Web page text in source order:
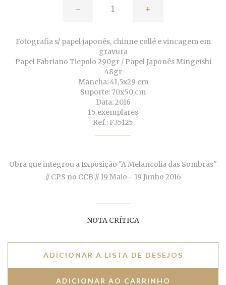
- +
Fotografia s/ papel japonês, chinne collé e vincagem em
gravura
Papel Fabriano Tiepolo 290gr / Papel Japonês Mingeishi
48gr
Mancha: 41,5x29 cm
Suporte: 70x50 cm
Data: 2016
15 exemplares
Ref.: F35125
Obra que integrou a Exposição "A Melancolia das Sombras"
// CPS no CCB // 19 Maio - 19 Junho 2016
NOTA CRÍTICA
ADICIONAR À LISTA DE DESEJOS